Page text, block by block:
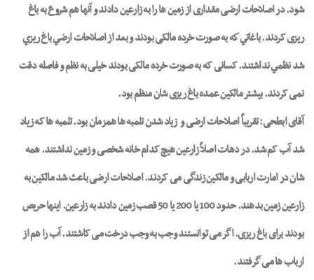
شود. در اصلاحات ارضی مقداری از زمین ها را به زارعین دادند و آنها هم شروع به باغ
ریزی کردند. باغاتي كه به صورت خرده مالکی بودند و بعد از اصلاحات ارضي باغ ريزي
شد نظمي نداشتند. کسانی که به صورت خرده مالکی بودند خیلی به نظم و فاصله دقت
نمی کردند. بیشتر مالکین عمده باغ ریزی شان منظم بود.
آقای ابطحی:تقریباً اصلاحات ارضی وزیاد شدن تلمبه ها همزمان بود. تلمبه ها که زیاد
شد آب کم شد. در دهات اصلاً زارعین هیچ کدام خانه شخصی و زمین نداشتند. همه
شان در امارت اربابی و مالکین زندگی می کردند. اصلاحات ارضی باعث شد مالکین به
زارعین زمین بدهند. حدود 100 یا 200 یا 50 قصب زمین دادند به زارعین. اینها حریص
بودند برای باغ ریزی. اگر می توانستند وجب به وجب درخت می کاشتند. آب را هم از
ارباب ها می گرفتند.